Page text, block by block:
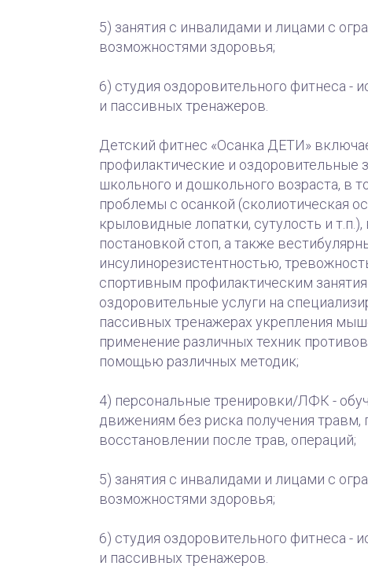
5) занятия с инвалидами и лицами с
возможностями здоровья;
6) студия оздоровительного фитнеса -
и пассивных тренажеров.
Детский фитнес «Осанка ДЕТИ»
профилактические и оздоровительные
школьного и дошкольного возраста, в
проблемы с осанкой (сколиотическая
крыловидные лопатки, сутулость и т.п.),
постановкой стоп, а также
инсулинорезистентностью,
спортивным профилактическим
оздоровительные услуги на
пассивных тренажерах укрепления
применение различных техник
помощью различных методик;
4) персональные тренировки/ЛФК -
движениям без риска получения
восстановлении после трав, операций;
5) занятия с инвалидами и лицами с
возможностями здоровья;
6) студия оздоровительного фитнеса -
и пассивных тренажеров.